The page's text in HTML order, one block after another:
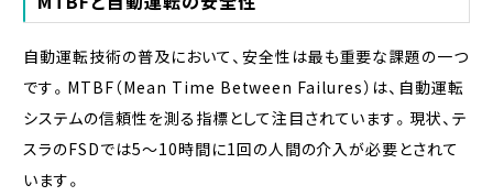
自動運転技術の普及において、安全性は最も重要な課題の一つ
です。MTBF（Mean Time Between Failures）は、自動運転
システムの信頼性を測る指標として注目されています。現状、テ
スラのFSDでは5〜10時間に1回の人間の介入が必要とされて
います。